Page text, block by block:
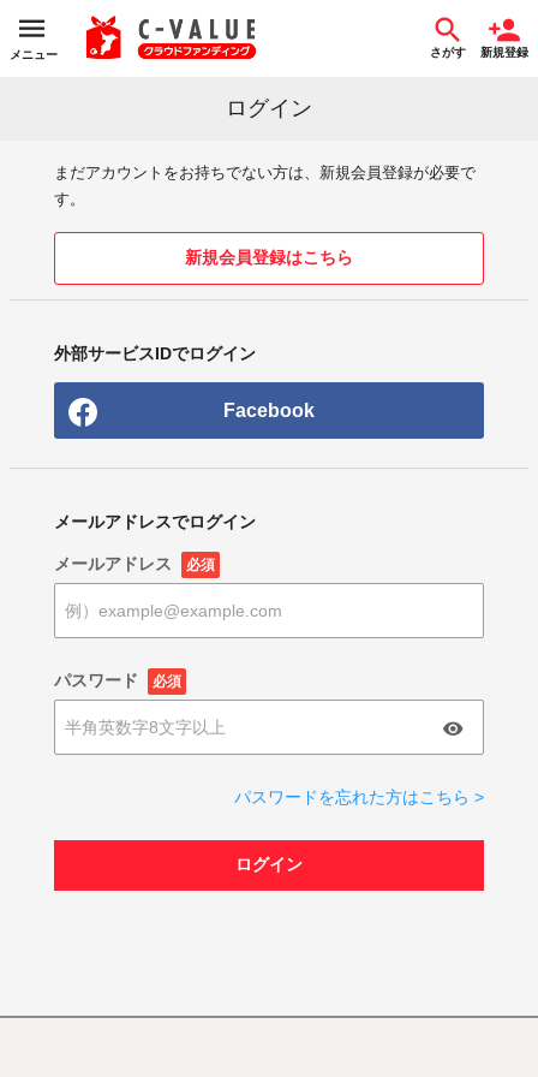
メニュー さがす 新規登録
ログイン
まだアカウントをお持ちでない方は、新規会員登録が必要で
す。
新規会員登録はこちら
外部サービスIDでログイン
Facebook
メールアドレスでログイン
メールアドレス 必須
パスワード 必須
パスワードを忘れた方はこちら >
ログイン